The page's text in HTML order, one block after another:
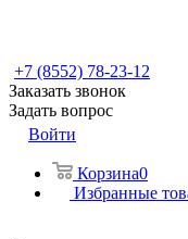
+7 (8552) 78-23-12
Заказать звонок
Задать вопрос
Войти
Корзина0
Избранные